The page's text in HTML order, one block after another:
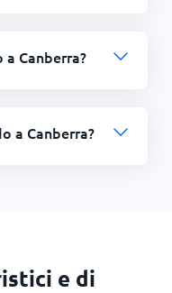
Canberra?
a Canberra?
e di